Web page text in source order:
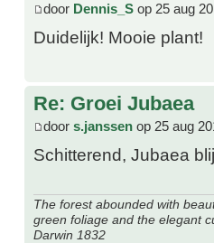
door Dennis_S op 25 aug
Duidelijk! Mooie plant!
Re: Groei Jubaea
door s.janssen op 25 aug
Schitterend, Jubaea
The forest abounded with
green foliage and the elegant
Darwin 1832